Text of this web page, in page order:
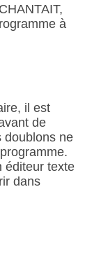
à
il est
de
doublons ne
éditeur texte
dans